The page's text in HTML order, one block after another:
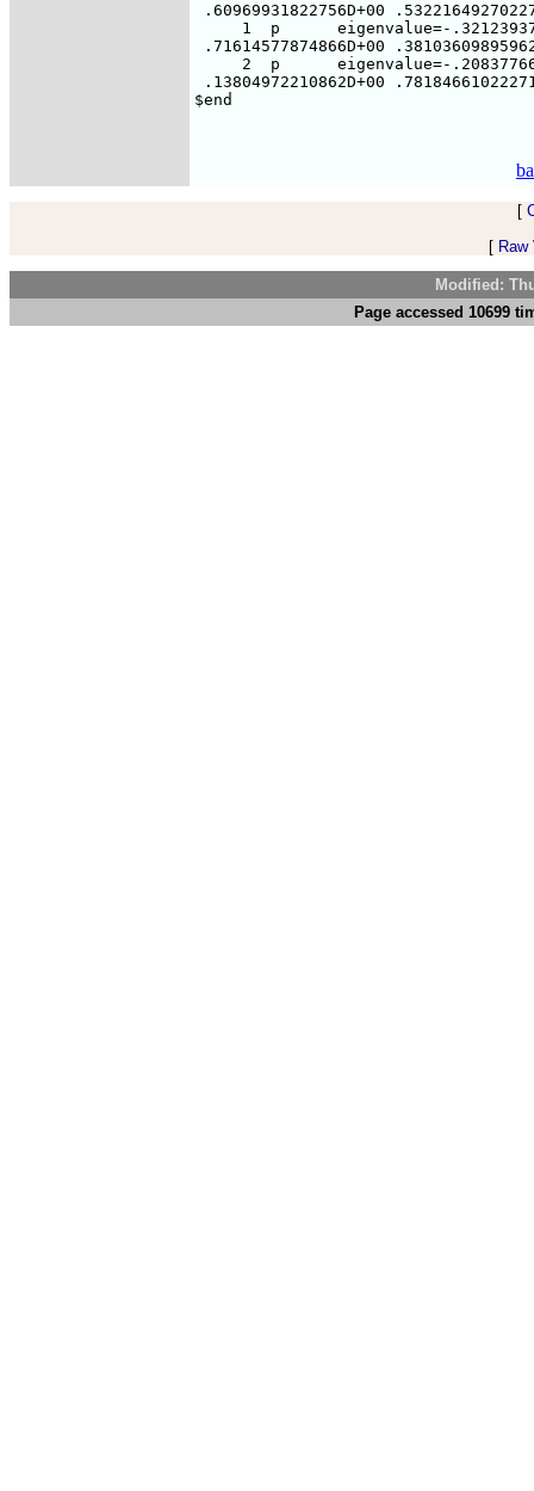
[
[
Modified:
Page accessed 10699